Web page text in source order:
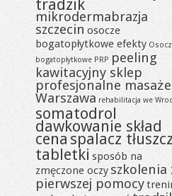
tradzik
mikrodermabrazja
szczecin osocze
bogatopłytkowe efekty
bogatopłytkowe PRP peeling
kawitacyjny sklep
profesjonalne masaże
Warszawa rehabilitacja we
somatodrol
dawkowanie skład
cena spalacz
tabletki sposób na
zmęczone oczy szkolenia
pierwszej pomocy